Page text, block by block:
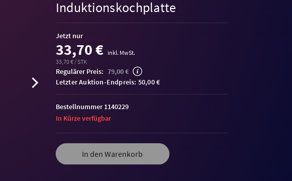
Volume
90%
Induktionskochplatte
Jetzt nur
33,70 €
inkl. MwSt.
33,70 € / STK
Regulärer Preis: 79,00 €
Letzter Auktion-Endpreis: 50,00 €
In den Warenkorb
Bestellnummer 1140229
In Kürze verfügbar